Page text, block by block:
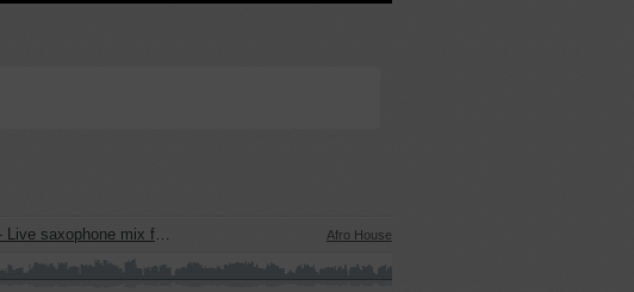
from Bastian Riviera (GOA 2026) Afro House